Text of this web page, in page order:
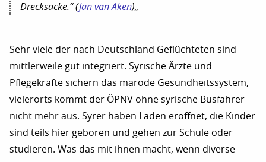
Drecksäcke.“ (Jan van Aken)„
Sehr viele der nach Deutschland Geflüchteten sind
mittlerweile gut integriert. Syrische Ärzte und
Pflegekräfte sichern das marode Gesundheitssystem,
vielerorts kommt der ÖPNV ohne syrische Busfahrer
nicht mehr aus. Syrer haben Läden eröffnet, die Kinder
sind teils hier geboren und gehen zur Schule oder
studieren. Was das mit ihnen macht, wenn diverse